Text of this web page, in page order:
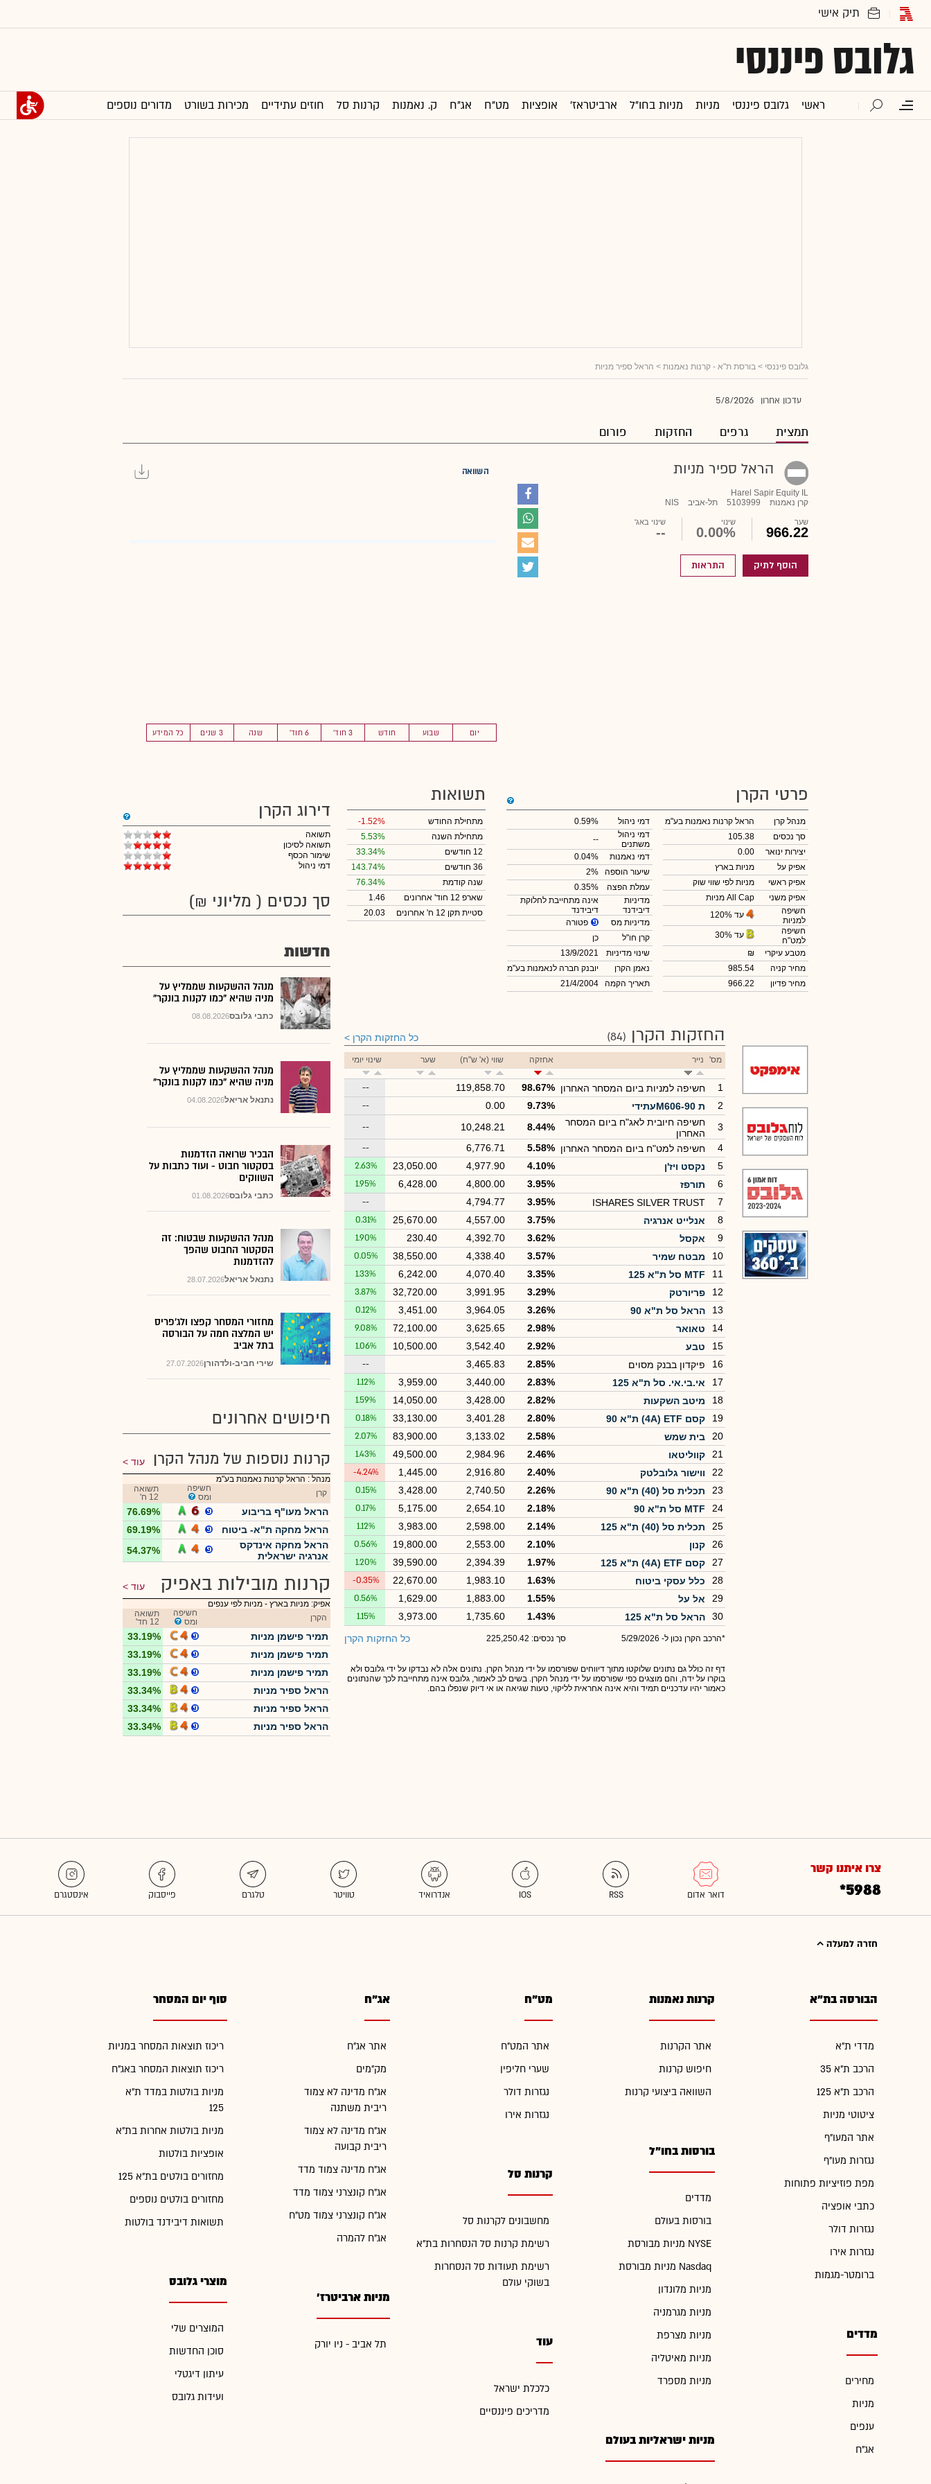
גלובס פיננסי
ראשי גלובס פיננסי מניות מניות בחו"ל ארביטראז' אופציות מט"ח אג"ח ק. נאמנות קרנות סל חוזים עתידיים מכירות בשורט מדורים נוספים
גלובס פיננסי > בורסת ת"א - קרנות נאמנות > הראל ספיר מניות
עדכון אחרון 5/8/2026
תמצית גרפים החזקות פורום
הראל ספיר מניות
Harel Sapir Equity IL
קרן נאמנות
5103999 תל-אביב NIS
שער
966.22
שינוי
0.00%
שינוי באג'
--
הוסף לתיק התראות
השוואה
יום שבוע חודש 3 חוד' 6 חוד' שנה 3 שנים כל המידע
פרטי הקרן
מנהל קרן
הראל קרנות נאמנות בע"מ
סך נכסים
105.38
יצירות ינואר
0.00
אפיק על
מניות בארץ
אפיק ראשי
מניות לפי שווי שוק
אפיק משני
מניות All Cap
חשיפה
למניות
עד 120%
חשיפה
למט"ח
עד 30%
מטבע עיקרי
₪
מחיר קניה
985.54
מחיר פדיון
966.22
דמי ניהול
0.59%
דמי ניהול
משתנים
--
דמי נאמנות
0.04%
שיעור הוספה
2%
עמלת הפצה
0.35%
מדיניות
דיבידנד
אינה מתחייבת לחלוקת
דיבידנד
מדיניות מס
פטורה
קרן חו"ל
כן
שינוי מדיניות
13/9/2021
נאמן הקרן
יובנק חברה לנאמנות בע"מ
תאריך הקמה
21/4/2004
תשואות
מתחילת החודש
-1.52%
מתחילת השנה
5.53%
12 חודשים
33.34%
36 חודשים
143.74%
שנה קודמת
76.34%
שארפ 12 חוד' אחרונים
1.46
סטיית תקן 12 ח' אחרונים
20.03
החזקות הקרן (84) כל החזקות הקרן
מס' נייר אחזקה שווי (א' ש"ח) שער שינוי יומי
1 חשיפה למניות ביום המסחר האחרון 98.67%
119,858.70
--
2
ת M606-90עתידי 9.73%
0.00
--
3
חשיפה חיובית לאג"ח ביום המסחר
האחרון
8.44%
10,248.21
--
4
חשיפה למט"ח ביום המסחר האחרון 5.58%
6,776.71
--
5
נקסט ויז'ן 4.10%
4,977.90
23,050.00
2.63%
6
תורפז 3.95%
4,800.00
6,428.00
1.95%
7
ISHARES SILVER TRUST
3.95%
4,794.77
--
8
אנלייט אנרגיה 3.75%
4,557.00
25,670.00
0.31%
9
אקסל 3.62%
4,392.70
230.40
1.90%
10
מבטח שמיר 3.57%
4,338.40
38,550.00
0.05%
11
MTF סל ת"א 125 3.35%
4,070.40
6,242.00
1.33%
12
פריורטק 3.29%
3,991.95
32,720.00
3.87%
13
הראל סל ת"א 90 3.26%
3,964.05
3,451.00
0.12%
14
טאואר 2.98%
3,625.65
72,100.00
9.08%
15
טבע 2.92%
3,542.40
10,500.00
1.06%
16
פיקדון בבנק מסוים 2.85%
3,465.83
--
17
אי.בי.אי. סל ת"א 125 2.83%
3,440.00
3,959.00
1.12%
18
מיטב השקעות 2.82%
3,428.00
14,050.00
1.59%
19
קסם 4A) ETF) ת"א 90 2.80%
3,401.28
33,130.00
0.18%
20
בית שמש 2.58%
3,133.02
83,900.00
2.07%
21
קווליטאו 2.46%
2,984.96
49,500.00
1.43%
22
ווישור גלובלטק 2.40%
2,916.80
1,445.00
-4.24%
23
תכלית סל (40) ת"א 90 2.26%
2,740.50
3,428.00
0.15%
24
MTF סל‏ ת"א 90 2.18%
2,654.10
5,175.00
0.17%
25
תכלית סל (40) ת"א 125 2.14%
2,598.00
3,983.00
1.12%
26
קנון 2.10%
2,553.00
19,800.00
0.56%
27
קסם 4A) ETF) ת"א 125 1.97%
2,394.39
39,590.00
1.20%
28
כלל עסקי ביטוח 1.63%
1,983.10
22,670.00
-0.35%
29
אל על 1.55%
1,883.00
1,629.00
0.56%
30
הראל סל ת"א 125 1.43%
1,735.60
3,973.00
1.15%
*הרכב הקרן נכון ל- 5/29/2026 סך נכסים: 225,250.42 כל החזקות הקרן
דף זה כולל גם נתונים שלוקטו מתוך דיווחים שפורסמו על ידי מנהל הקרן. נתונים אלה לא נבדקו על ידי גלובס ולא
בוקרו על ידה, והם מוצגים כפי שפורסמו על ידי מנהל הקרן. בשים לב לאמור, גלובס אינה מתחייבת לכך שהנתונים
כאמור יהיו עדכניים תמיד והיא אינה אחראית לליקוי, טעות שגיאה או אי דיוק שנפלו בהם.
דירוג הקרן
תשואה
תשואה לסיכון
שימור הכסף
דמי ניהול
סך נכסים ( מליוני ₪)
חדשות
מנהל ההשקעות שממליץ על
מניה שהיא "כמו לקנות בונקר"
08.08.2026כתבי גלובס
מנהל ההשקעות שממליץ על
מניה שהיא "כמו לקנות בונקר"
04.08.2026נתנאל אריאל
הבכיר שרואה הזדמנות
בסקטור חבוט - ועוד כתבות על
השווקים
01.08.2026כתבי גלובס
מנהל ההשקעות שבטוח: זה
הסקטור החבוט שהפך
להזדמנות
28.07.2026נתנאל אריאל
מחזורי המסחר קפצו ולג'פריס
יש המלצה חמה על הבורסה
בתל אביב
27.07.2026שירי חביב-ולדהורן
חיפושים אחרונים
קרנות נוספות של מנהל הקרן עוד
מנהל : הראל קרנות נאמנות בע"מ
קרן
חשיפה
ומס
תשואה
12 ח'
הראל מעו"ף בריבוע
76.69%
הראל מחקה ת"א- ביטוח
69.19%
הראל מחקה אינדקס
אנרגיה ישראלית
54.37%
קרנות מובילות באפיק עוד
אפיק: מניות בארץ - מניות לפי ענפים
הקרן
חשיפה
ומס
תשואה
12 חד'
תמיר פישמן מניות
33.19%
תמיר פישמן מניות
33.19%
תמיר פישמן מניות
33.19%
הראל ספיר מניות
33.34%
הראל ספיר מניות
33.34%
הראל ספיר מניות
33.34%
צרו איתנו קשר
*5988
חזרה למעלה
הבורסה בת"א
מדדי ת"א
הרכב ת"א 35
הרכב ת"א 125
ציטוטי מניות
אתר המעו"ף
נגזרות מעו"ף
מפת פוזיציות פתוחות
כתבי אופציה
נגזרות דולר
נגזרות אירו
ברומטר-מגמות
מדדים
מחירים
מניות
ענפים
אג"ח
קרנות נאמנות
אתר הקרנות
חיפוש קרנות
השוואה ביצועי קרנות
בורסות בחו"ל
מדדים
בורסות בעולם
מניות מבורסת NYSE
מניות מבורסת Nasdaq
מניות מלונדון
מניות מגרמניה
מניות מצרפת
מניות מאיטליה
מניות מספרד
מניות ישראליות בעולם
מט"ח
אתר המט"ח
שערי חליפין
נגזרות דולר
נגזרות אירו
קרנות סל
מחשבונים לקרנות סל
רשימת קרנות סל הנסחרות בת"א
רשימת תעודות סל הנסחרות
בשוקי עולם
עוד
כלכלת ישראל
מדריכים פיננסיים
אג"ח
אתר אג"ח
מק"מים
אג"ח מדינה לא צמוד
ריבית משתנה
אג"ח מדינה לא צמוד
ריבית קבועה
אג"ח מדינה צמוד מדד
אג"ח קונצרני צמוד מדד
אג"ח קונצרני צמוד מט"ח
אג"ח להמרה
מניות ארביטרז'
תל אביב - ניו יורק
סוף יום המסחר
ריכוז תוצאות המסחר במניות
ריכוז תוצאות המסחר באג"ח
מניות בולטות במדד ת"א
125
מניות בולטות אחרות בת"א
אופציות בולטות
מחזורים בולטים בת"א 125
מחזורים בולטים נוספים
תשואות דיבידנד בולטות
מוצרי גלובס
המוצרים שלי
סוכן החדשות
עיתון דיגטלי
ועידות גלובס